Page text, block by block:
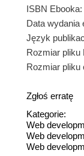
ISBN Ebooka:
Data wydania
Język
Rozmiar pliku
Rozmiar pliku
Zgłoś erratę
Kategorie:
Web
Web
Web